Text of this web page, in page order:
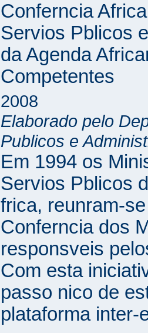
Conferncia
Servios Pblicos
da Agenda
Competentes
2008
Elaborado pelo
Publicos e
Em 1994 os
Servios Pblicos
frica, reunram-
Conferncia dos
responsveis
Com esta
passo nico de
plataforma inter-